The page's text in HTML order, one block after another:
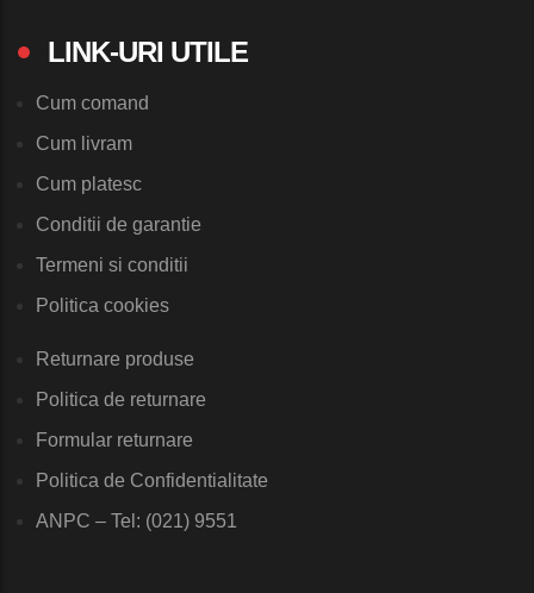
LINK-URI UTILE
Cum comand
Cum livram
Cum platesc
Conditii de garantie
Termeni si conditii
Politica cookies
Returnare produse
Politica de returnare
Formular returnare
Politica de Confidentialitate
ANPC – Tel: (021) 9551